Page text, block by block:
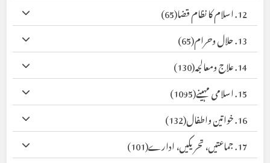
12. اسلام کا نظام قضا
(65)
13. حلال وحرام
(65)
14. علاج ومعالجہ
(130)
15. اسلامی مہینے
(1095)
16. خواتین واطفال
(132)
17. جماعتیں، تحریکیں، ادارے
(101)